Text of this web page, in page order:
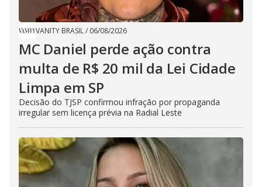
VANITY BRASIL/ 06/08/2026
MC Daniel perde ação contra
multa de R$ 20 mil da Lei Cidade
Limpa em SP
Decisão do TJSP confirmou infração por propaganda
irregular sem licença prévia na Radial Leste